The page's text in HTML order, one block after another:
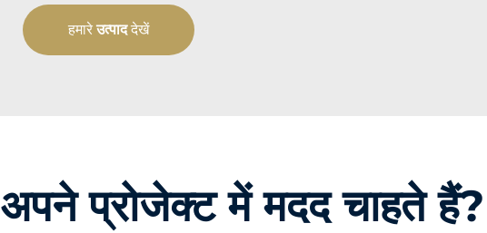
हमारेउत्पाददेखें
अपने प्रोजेक्ट में मदद चाहते हैं?